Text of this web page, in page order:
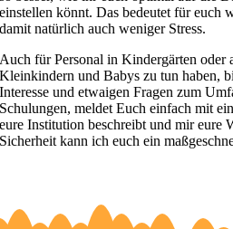
einstellen könnt. Das bedeutet für euch
damit natürlich auch weniger Stress.
Auch für Personal in Kindergärten oder
Kleinkindern und Babys zu tun haben,
Interesse und etwaigen Fragen zum
Schulungen, meldet Euch einfach mit
eure Institution beschreibt und mir eure
Sicherheit kann ich euch ein